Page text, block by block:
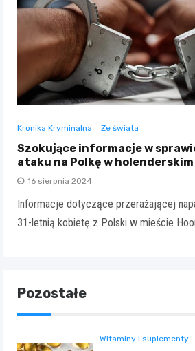
Kronika Kryminalna Ze świata
Szokujące informacje w
ataku na Polkę w
16 sierpnia 2024
Informacje dotyczące przerażającej
31-letnią kobietę z Polski w mieście
Pozostałe
Witaminy i suplementy